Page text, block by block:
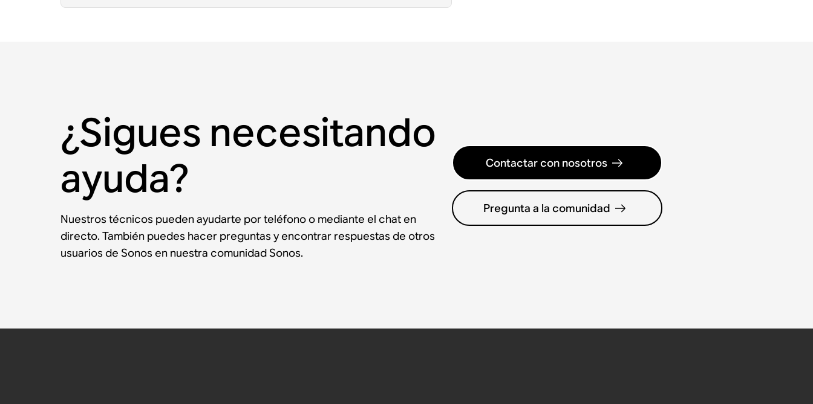
¿Sigues necesitando
ayuda?
Nuestros técnicos pueden ayudarte por teléfono o mediante el chat en
directo. También puedes hacer preguntas y encontrar respuestas de otros
usuarios de Sonos en nuestra comunidad Sonos.
Contactar con nosotros
Pregunta a la comunidad